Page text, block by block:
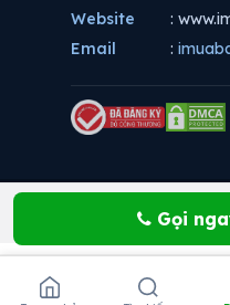
Gọi
Website
:
Email
: